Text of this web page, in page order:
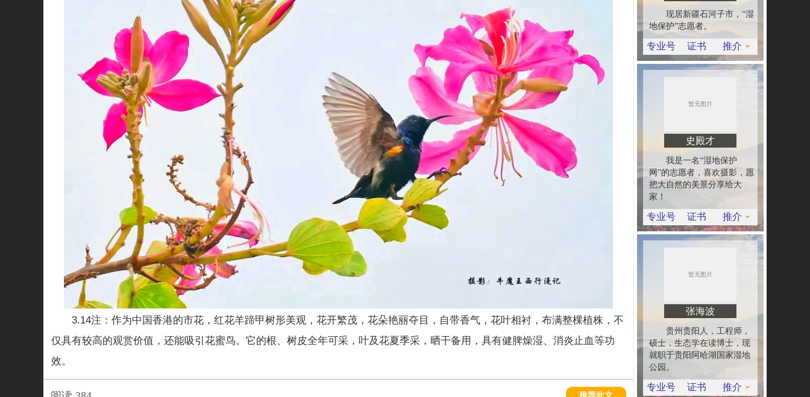
3.14注：作为中国香港的市花，红花羊蹄甲树形美观，花开繁茂，花朵艳丽夺目，自带香气，花叶相衬，布满整棵植株，不
仅具有较高的观赏价值，还能吸引花蜜鸟。它的根、树皮全年可采，叶及花夏季采，晒干备用，具有健脾燥湿、消炎止血等功
效。
现居新疆石河子市，“湿
地保护”志愿者。
专业号 证书 推介
史殿才
我是一名“湿地保护
网”的志愿者，喜欢摄影，愿
把大自然的美景分享给大
家！
专业号 证书 推介
张海波
贵州贵阳人，工程师，
硕士，生态学在读博士，现
就职于贵阳阿哈湖国家湿地
公园。
专业号 证书 推介